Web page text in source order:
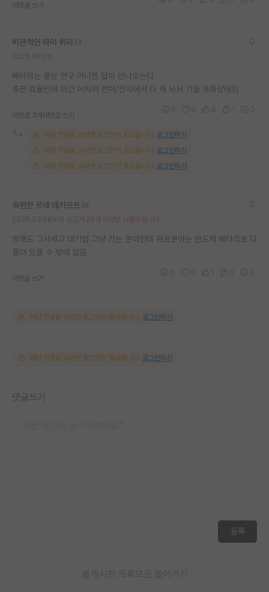
반도체 아카데미
대댓글 쓰기
비관적인 마리 퀴리
배터리는 물성 연구 아니면 답이 안나오는디
충전 효율인데 이건 어차피 전력/전자에서 다 해 놔서 기술 포화상태임
대댓글 3개 대댓글 쓰기
해당 댓글을 보려면 로그인이 필요합니다. 로그인하기
해당 댓글을 보려면 로그인이 필요합니다. 로그인하기
해당 댓글을 보려면 로그인이 필요합니다. 로그인하기
속편한 르네 데카르트
누적 신고가 20개 이상인 사용자입니다.
망해도 그사세고 대기업 그냥 가는 분야인데 재료분야는 반도체 배터리로 다
몰려 있을 수 밖에 없음
대댓글 쓰기
해당 댓글을 보려면 로그인이 필요합니다. 로그인하기
해당 댓글을 보려면 로그인이 필요합니다. 로그인하기
댓글쓰기
등록
게시판 목록으로 돌아가기